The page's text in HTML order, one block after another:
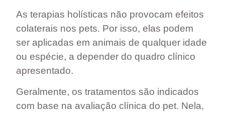
As terapias holísticas não provocam efeitos
colaterais nos pets. Por isso, elas podem
ser aplicadas em animais de qualquer idade
ou espécie, a depender do quadro clínico
apresentado.
Geralmente, os tratamentos são indicados
com base na avaliação clínica do pet. Nela,